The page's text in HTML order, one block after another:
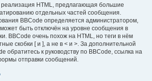
HTML, предлагающая большие
отдельных частей сообщения.
BBCode определяется администратором,
быть отключён на уровне сообщения в
BBCode очень похож на HTML, но теги в нём
скобки [ и ], а не в < и >. За дополнительной
обратитесь к руководству по BBCode, ссылка на
отправки сообщений.